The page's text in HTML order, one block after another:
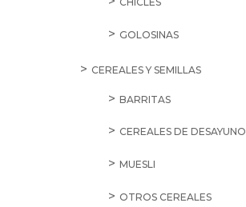
GOLOSINAS
CEREALES Y SEMILLAS
BARRITAS
CEREALES DE DESAYUNO
MUESLI
OTROS CEREALES